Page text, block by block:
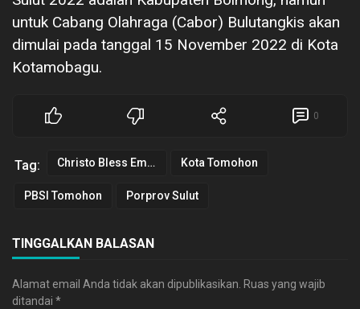
untuk Cabang Olahraga (Cabor) Bulutangkis akan
dimulai pada tanggal 15 November 2022 di Kota
Kotamobagu.
0
Tag: Christo Bless Eman Kota Tomohon
PBSI Tomohon Porprov Sulut
TINGGALKAN BALASAN
Alamat email Anda tidak akan dipublikasikan. Ruas yang wajib
ditandai *